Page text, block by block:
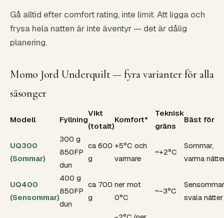
Gå alltid efter comfort rating, inte limit. Att ligga och
frysa hela natten är inte äventyr — det är dålig
planering.
Momo Jord Underquilt — fyra varianter för alla
säsonger
Modell Fyllning
Vikt
(totalt)
Komfort*
Teknisk
gräns
Bäst för
UQ300
(Sommar)
300 g
850FP
dun
ca 600
g
+5°C och
varmare
~+2°C
Sommar,
varma
UQ400
(Sensommar)
400 g
850FP
dun
ca 700
g
ner mot
0°C
~−3°C
svala nätter